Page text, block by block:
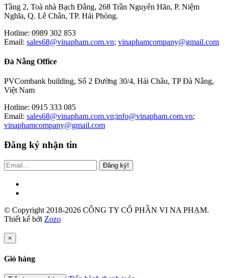
Tầng 2, Toà nhà Bạch Đằng, 268 Trần Nguyên Hãn, P. Niệm
Nghĩa, Q. Lê Chân, TP. Hải Phòng.
Hotline: 0989 302 853
Email: sales68@vinapham.com.vn; vinaphamcompany@gmail.com
Đà Nẵng Office
PVCombank building, Số 2 Đường 30/4, Hải Châu, TP Đà Nẵng,
Việt Nam
Hotline: 0915 333 085
Email: sales68@vinapham.com.vn;info@vinapham.com.vn;
vinaphamcompany@gmail.com
Đăng ký nhận tin
Đăng ký!
© Copyright 2018-2026 CÔNG TY CỔ PHẦN VI NA PHẠM.
Thiết kế bởi Zozo
×
Giỏ hàng